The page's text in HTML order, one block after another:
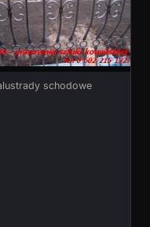
schodowe